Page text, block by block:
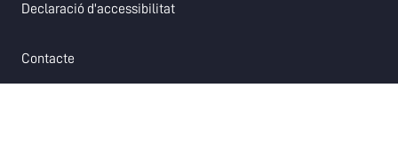
Declaració d'accessibilitatopens in a new tab
Contacte